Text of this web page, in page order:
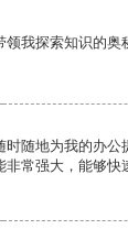
我探索知识的奥
随地为我的办公
常强大，能够快